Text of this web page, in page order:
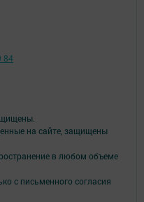
на сайте, защищены
в любом объеме
с письменного согласия
84